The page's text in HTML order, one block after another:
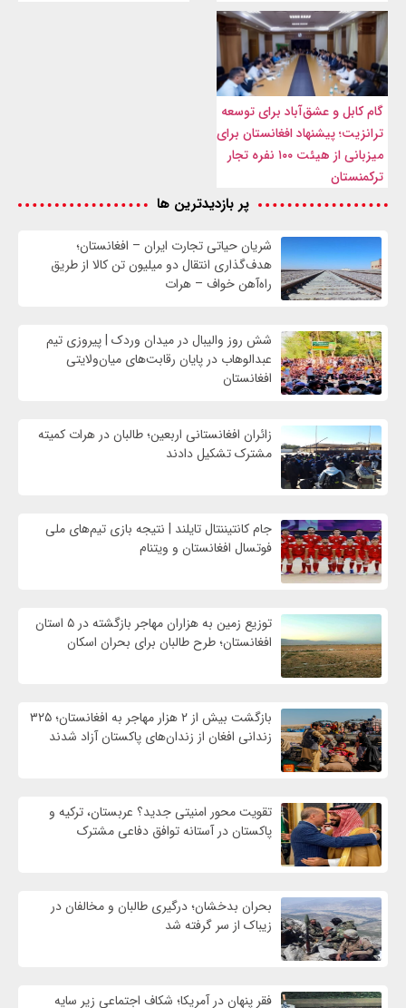
گام کابل و عشق‌آباد برای توسعه
ترانزیت؛ پیشنهاد افغانستان برای
میزبانی از هیئت ۱۰۰ نفره تجار
ترکمنستان
پر بازدیدترین ها
شریان حیاتی تجارت ایران – افغانستان؛
هدف‌گذاری انتقال دو میلیون تن کالا از طریق
راه‌آهن خواف – هرات
شش روز والیبال در میدان وردک | پیروزی تیم
عبدالوهاب در پایان رقابت‌های میان‌ولایتی
افغانستان
زائران افغانستانی اربعین؛ طالبان در هرات کمیته
مشترک تشکیل دادند
جام کانتیننتال تایلند | نتیجه بازی تیم‌های ملی
فوتسال افغانستان و ویتنام
توزیع زمین به هزاران مهاجر بازگشته در ۵ استان
افغانستان؛ طرح طالبان برای بحران اسکان
بازگشت بیش از ۲ هزار مهاجر به افغانستان؛ ۳۲۵
زندانی افغان از زندان‌های پاکستان آزاد شدند
تقویت محور امنیتی جدید؟ عربستان، ترکیه و
پاکستان در آستانه توافق دفاعی مشترک
بحران بدخشان؛ درگیری طالبان و مخالفان در
زیباک از سر گرفته شد
فقرِ پنهان در آمریکا؛ شکاف اجتماعی زیر سایه